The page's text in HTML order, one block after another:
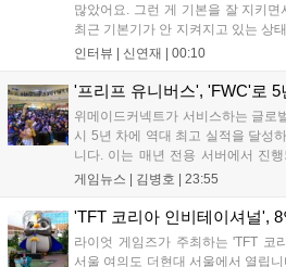
많았어요. 그런 게 기본을 잘 지키
최근 기본기가 안 지켜지고 있는 상
팀적으로 안 좋은 사고가 계속 많이
인터뷰 | 신연재 00:10
'프리프 유니버스', 'FWC'로 5
위메이드커넥트가 서비스하는 글로
시 5년 차에 역대 최고 실적을 달성
니다. 이는 매년 전용 서버에서 진
영향이 큽니다. FWC는 이용자가
대폭 상승하는 성과를 냈습니다. 오
11만 달러 규모의 제4회 FWC 그
이드커넥트는 이를 통해 커뮤니티
게임뉴스 | 김병호 23:55
'TFT 코리아 인비테이셔널',
라이엇 게임즈가 주최하는 'TFT 코
서울 여의도 더현대 서울에서 열립